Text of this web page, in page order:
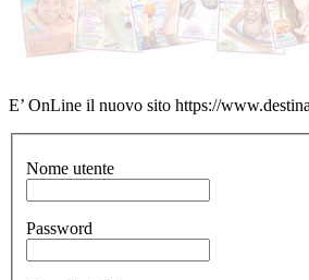
E’ OnLine il nuovo sito https://
Nome utente
Password